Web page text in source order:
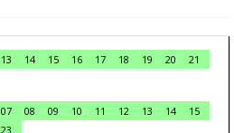
13 14 15 16 17 18 19 20
21
07 08 09 10 11 12 13 14
15
23